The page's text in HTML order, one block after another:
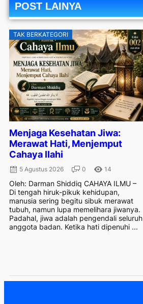
POST LAINYA
TAK BERKATEGORI
Menjaga Kesehatan Jiwa:
Merawat Hati, Menjemput
Cahaya Ilahi
5 Agustus 2026 0 14
Oleh: Darman Shiddiq CAHAYA ILMU –
Di tengah hiruk-pikuk kehidupan,
manusia sering begitu sibuk merawat
tubuh, namun lupa memelihara jiwanya.
Padahal, jiwa adalah pengendali seluruh
anggota badan. Ketika hati dipenuhi ...